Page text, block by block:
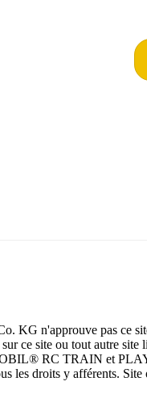
KG n'approuve pas ce
ce site ou tout autre site
RC TRAIN et
les droits y afférents.